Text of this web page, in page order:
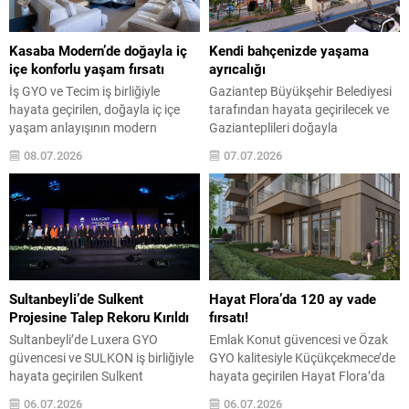
gönderme yapıyor. Bölgedeki
yaygın tatil konutu anlayışından
ayrışan yapı, yalnızca yaz ayları
için değil, yıl...
yapıyor. Bölgedeki yaygın tatil
konutu anlayışından farklı olarak,
yapı yalnızca yaz ayları için
değil,...
Kasaba Modern’de doğayla iç
içe konforlu yaşam fırsatı
İş GYO ve Tecim iş birliğiyle
hayata geçirilen, doğayla iç içe
yaşam anlayışının modern
mimariyle buluştuğu Kasaba
Modern projesinde teslimler
başladı. Toplam 165 villadan
oluşan projede, satışa çıkan ilk
etaptaki 61 villanın inşası
tamamlandı. İş GYO, Tecim iş
birliğiyle Ömerli’de hayata
geçirilen Kasaba Modern’in ilk
etabında anahtar teslimlerine
başladı. 138...
08.07.2026
Kendi bahçenizde yaşama
ayrıcalığı
Gaziantep Büyükşehir Belediyesi
tarafından hayata geçirilecek ve
Gazianteplileri doğayla
buluşturacak Gazi Konut
Bahçelievler Projesi’nin tanıtımı
yapıldı. Kentin geleceğine değer
katacak, mahalle kültürünü
yaşatacak ve aileleri toprakla
buluşturacak proje, Gaziantep
Büyükşehir Belediyesi iştiraki Gazi
Konut tarafından
gerçekleştirilecek. Projenin tüm
detaylarının paylaşıldığı tanıtım
toplantısı, Büyükşehir Belediyesi
Meclis Toplantı Salonu’nda
düzenlendi. Gaziantep’in konut...
07.07.2026
Sultanbeyli’de Sulkent
Projesine Talep Rekoru Kırıldı
Sultanbeyli’de Luxera GYO
güvencesi ve SULKON iş birliğiyle
hayata geçirilen Sulkent
projesinde, 30 katın üzerinde
06.07.2026
Hayat Flora’da 120 ay vade
fırsatı!
Emlak Konut güvencesi ve Özak
GYO kalitesiyle Küçükçekmece’de
hayata geçirilen Hayat Flora’da
yeni etap satışa sunuldu.
06.07.2026